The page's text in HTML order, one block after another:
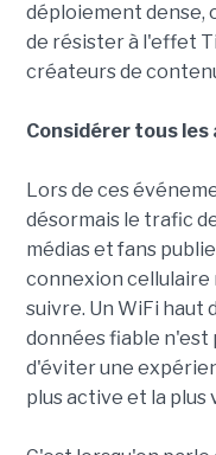
déploiement dense,
de résister à l'effet
créateurs de
Considérer tous les
Lors de ces
désormais le trafic
médias et fans
connexion cellulaire
suivre. Un WiFi haut
données fiable n'est
d'éviter une
plus active et la plus